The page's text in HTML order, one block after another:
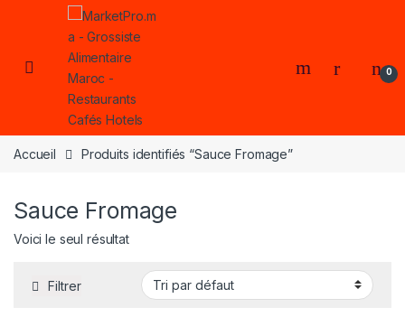
Skip to navigation
Skip to content
Open 0
Accueil Produits identifiés “Sauce Fromage”
Sauce Fromage
Voici le seul résultat
Filtrer